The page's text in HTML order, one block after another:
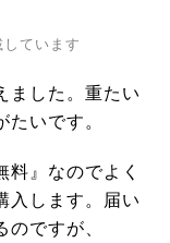
ています
ました。重たい
いです。
料』なのでよく
入します。届い
ですが、